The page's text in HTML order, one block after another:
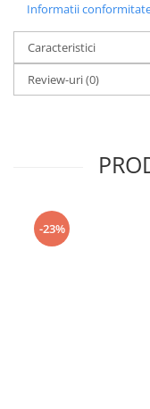
Informatii
Caracteristici
Review-uri(0)
-23%